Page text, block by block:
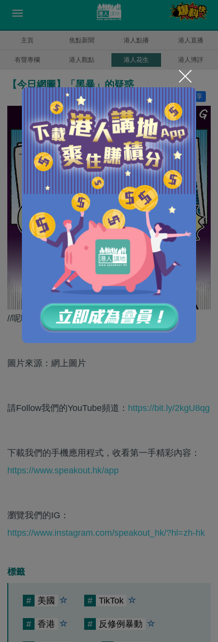
主頁 焦點新聞 港人點播 港人直播
有聲專欄 港人觀點 港人花生 港人博評
【今日網圖】「黑暴」的疑惑
分享
讚好
//呢啲叫美式「言論自由」，大家明未？//
圖片來源：網上圖片
請Follow我們的YouTube頻道： https://bit.ly/2kgU8qg
下載我們的手機應用程式，收看第一手精彩內容：
https://www.speakout.hk/app
瀏覽我們的IG：
https://www.instagram.com/speakout_hk/?hl=zh-hk
標籤
# 美國 # TikTok
# 香港 # 反修例暴動